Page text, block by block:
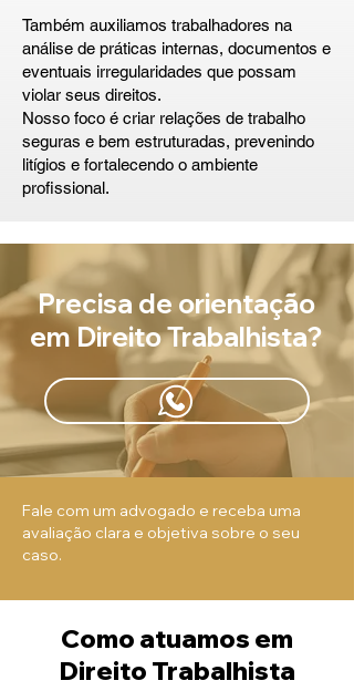
Também auxiliamos trabalhadores na
análise de práticas internas, documentos e
eventuais irregularidades que possam
violar seus direitos.
Nosso foco é criar relações de trabalho
seguras e bem estruturadas, prevenindo
litígios e fortalecendo o ambiente
profissional.
Precisa de orientação
em Direito Trabalhista?
Fale com um advogado e receba uma
avaliação clara e objetiva sobre o seu
caso.
Como atuamos em
Direito Trabalhista